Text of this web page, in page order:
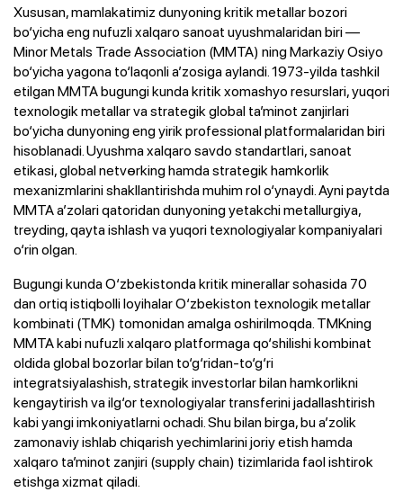
Xususan, mamlakatimiz dunyoning kritik metallar bozori
bo‘yicha eng nufuzli xalqaro sanoat uyushmalaridan biri —
Minor Metals Trade Association (MMTA) ning Markaziy Osiyo
bo‘yicha yagona to‘laqonli a’zosiga aylandi. 1973-yilda tashkil
etilgan MMTA bugungi kunda kritik xomashyo resurslari, yuqori
texnologik metallar va strategik global ta’minot zanjirlari
bo‘yicha dunyoning eng yirik professional platformalaridan biri
hisoblanadi. Uyushma xalqaro savdo standartlari, sanoat
etikasi, global netvөrking hamda strategik hamkorlik
mexanizmlarini shakllantirishda muhim rol o‘ynaydi. Ayni paytda
MMTA a’zolari qatoridan dunyoning yetakchi metallurgiya,
treyding, qayta ishlash va yuqori texnologiyalar kompaniyalari
o‘rin olgan.
Bugungi kunda O‘zbekistonda kritik minerallar sohasida 70
dan ortiq istiqbolli loyihalar O‘zbekiston texnologik metallar
kombinati (TMK) tomonidan amalga oshirilmoqda. TMKning
MMTA kabi nufuzli xalqaro platformaga qo‘shilishi kombinat
oldida global bozorlar bilan to‘g‘ridan-to‘g‘ri
integratsiyalashish, strategik investorlar bilan hamkorlikni
kengaytirish va ilg‘or texnologiyalar transferini jadallashtirish
kabi yangi imkoniyatlarni ochadi. Shu bilan birga, bu a’zolik
zamonaviy ishlab chiqarish yechimlarini joriy etish hamda
xalqaro ta’minot zanjiri (supply chain) tizimlarida faol ishtirok
etishga xizmat qiladi.